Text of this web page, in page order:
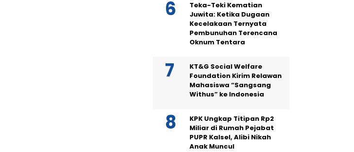
Teka-Teki Kematian
Juwita: Ketika Dugaan
Kecelakaan Ternyata
Pembunuhan Terencana
Oknum Tentara
KT&G Social Welfare
Foundation Kirim Relawan
Mahasiswa “Sangsang
Withus” ke Indonesia
KPK Ungkap Titipan Rp2
Miliar di Rumah Pejabat
PUPR Kalsel, Alibi Nikah
Anak Muncul